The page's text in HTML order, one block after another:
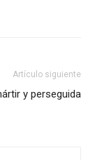
Artículo siguiente
y perseguida